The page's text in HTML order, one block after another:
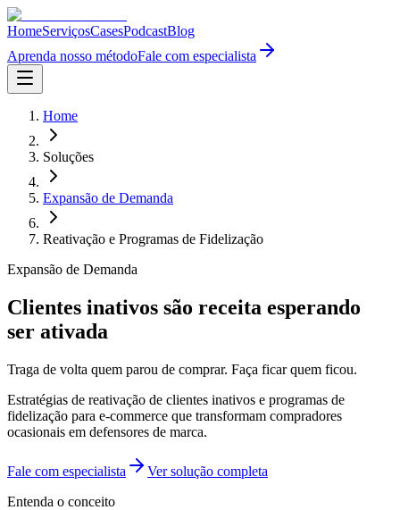
HomeServiçosCasesPodcastBlog
Aprenda nosso métodoFale com especialista
Home
Soluções
Expansão de Demanda
Reativação e Programas de Fidelização
Expansão de Demanda
Clientes inativos são receita esperando
ser ativada
Traga de volta quem parou de comprar. Faça ficar quem ficou.
Estratégias de reativação de clientes inativos e programas de
fidelização para e-commerce que transformam compradores
ocasionais em defensores de marca.
Fale com especialista
Ver solução completa
Entenda o conceito